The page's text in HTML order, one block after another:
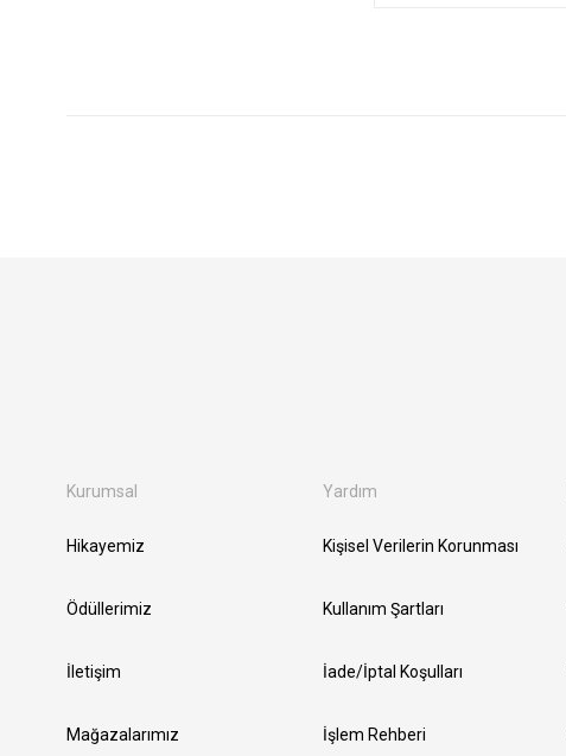
Kurumsal
Hikayemiz
Ödüllerimiz
İletişim
Mağazalarımız
Yardım
Kişisel Verilerin Korunması
Kullanım Şartları
İade/İptal Koşulları
İşlem Rehberi